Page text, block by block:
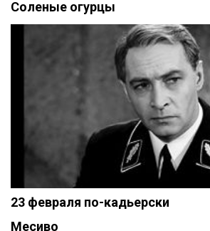
Соленые огурцы
23 февраля по-кадьерски
Месиво